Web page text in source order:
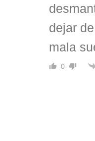
dejar
mala
0